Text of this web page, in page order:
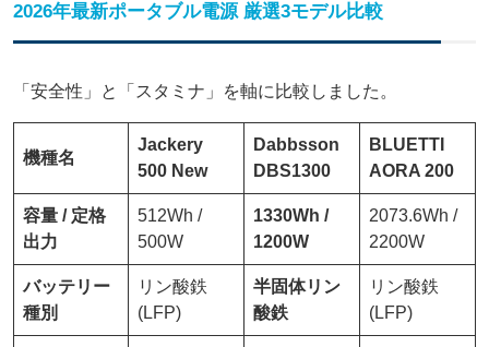
2026年最新ポータブル電源 厳選3モデル比較
「安全性」と「スタミナ」を軸に比較しました。
機種名
Jackery
500 New
Dabbsson
DBS1300
BLUETTI
AORA 200
容量 / 定格
出力
512Wh /
500W
1330Wh /
1200W
2073.6Wh /
2200W
バッテリー
種別
リン酸鉄
(LFP)
半固体リン
酸鉄
リン酸鉄
(LFP)